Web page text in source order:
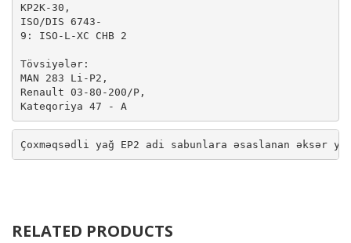
KP2K-30,
ISO/DIS 6743-
9: ISO-L-XC CHB 2
Tövsiyələr:
MAN 283 Li-P2,
Renault 03-80-200/P,
Çoxməqsədli yağ EP2 adi sabunlara əsaslanan əksər
RELATED PRODUCTS